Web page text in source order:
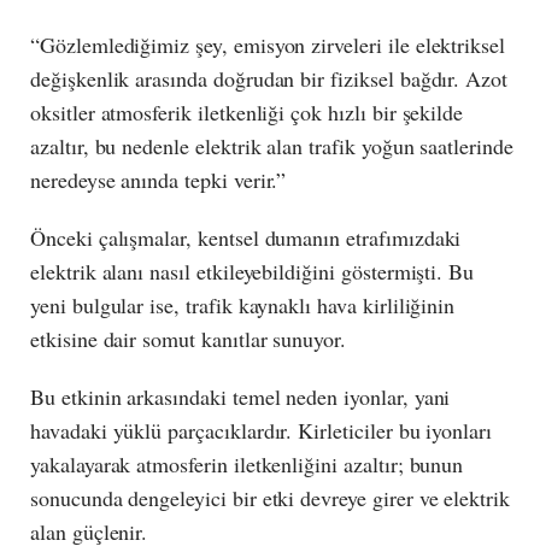
“Gözlemlediğimiz şey, emisyon zirveleri ile elektriksel
değişkenlik arasında doğrudan bir fiziksel bağdır. Azot
oksitler atmosferik iletkenliği çok hızlı bir şekilde
azaltır, bu nedenle elektrik alan trafik yoğun saatlerinde
neredeyse anında tepki verir.”
Önceki çalışmalar, kentsel dumanın etrafımızdaki
elektrik alanı nasıl etkileyebildiğini göstermişti. Bu
yeni bulgular ise, trafik kaynaklı hava kirliliğinin
etkisine dair somut kanıtlar sunuyor.
Bu etkinin arkasındaki temel neden iyonlar, yani
havadaki yüklü parçacıklardır. Kirleticiler bu iyonları
yakalayarak atmosferin iletkenliğini azaltır; bunun
sonucunda dengeleyici bir etki devreye girer ve elektrik
alan güçlenir.